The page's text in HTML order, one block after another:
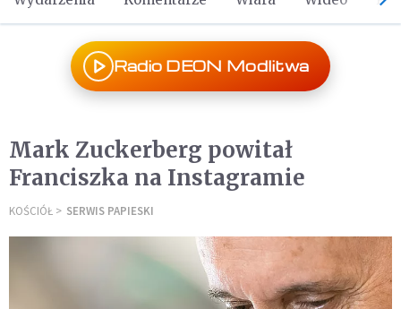
Radio DEON Modlitwa
Mark Zuckerberg powitał
Franciszka na Instagramie
KOŚCIÓŁ SERWIS PAPIESKI